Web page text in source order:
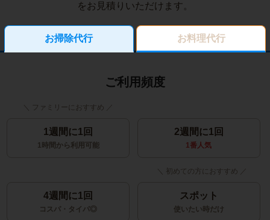
をお見積りいただけます。
お掃除代行 お料理代行
ご利用頻度
1週間に1回
1時間から利用可能
2週間に1回
1番人気
4週間に1回
コスパ・タイパ◎
スポット
使いたい時だけ